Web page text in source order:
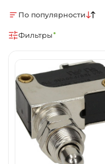
По популярности
Фильтры